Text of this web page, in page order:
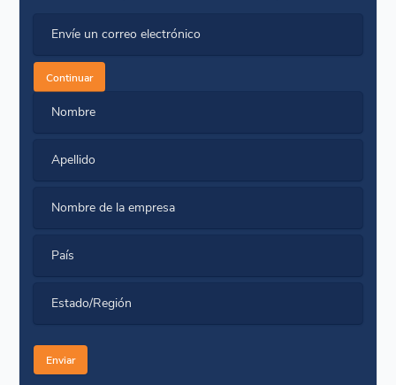
Envíe un correo electrónico
Continuar
Nombre
Apellido
Nombre de la empresa
País
Estado/Región